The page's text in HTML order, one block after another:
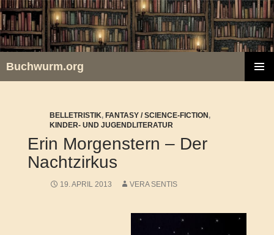
Zum
Inhalt
springen
Buchwurm.org
BELLETRISTIK, FANTASY / SCIENCE-FICTION ,
KINDER- UND JUGENDLITERATUR
Erin Morgenstern – Der
Nachtzirkus
19. APRIL 2013 VERA SENTIS